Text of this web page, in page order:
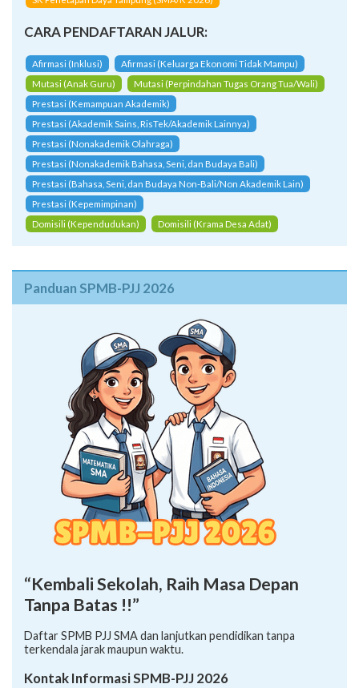
CARA PENDAFTARAN JALUR:
Afirmasi (Inklusi)
Afirmasi (Keluarga Ekonomi Tidak Mampu)
Mutasi (Anak Guru)
Mutasi (Perpindahan Tugas Orang Tua/Wali)
Prestasi (Kemampuan Akademik)
Prestasi (Akademik Sains, RisTek/Akademik Lainnya)
Prestasi (Nonakademik Olahraga)
Prestasi (Nonakademik Bahasa, Seni, dan Budaya Bali)
Prestasi (Bahasa, Seni, dan Budaya Non-Bali/Non Akademik Lain)
Prestasi (Kepemimpinan)
Domisili (Kependudukan)
Domisili (Krama Desa Adat)
Panduan SPMB-PJJ 2026
“Kembali Sekolah, Raih Masa Depan
Tanpa Batas !!”
Daftar SPMB PJJ SMA dan lanjutkan pendidikan tanpa
terkendala jarak maupun waktu.
Kontak Informasi SPMB-PJJ 2026